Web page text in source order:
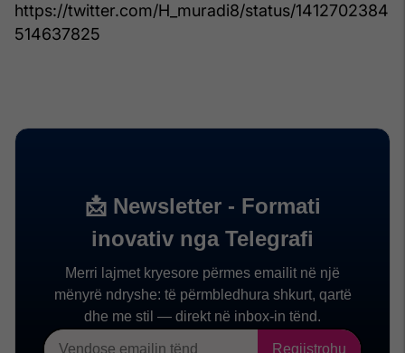
https://twitter.com/H_muradi8/status/1412702384
514637825